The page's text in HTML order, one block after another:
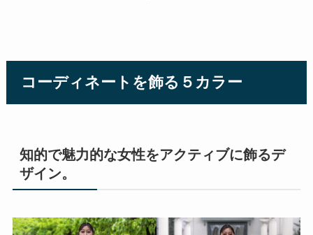
コーディネートを飾る５カラー
知的で魅力的な女性をアクティブに飾るデ
ザイン。